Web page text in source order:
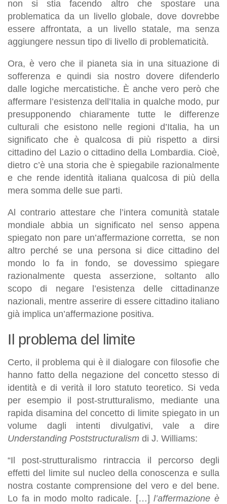
non si stia facendo altro che spostare una
problematica da un livello globale, dove dovrebbe
essere affrontata, a un livello statale, ma senza
aggiungere nessun tipo di livello di problematicità.
Ora, è vero che il pianeta sia in una situazione di
sofferenza e quindi sia nostro dovere difenderlo
dalle logiche mercatistiche. È anche vero però che
affermare l’esistenza dell’Italia in qualche modo, pur
presupponendo chiaramente tutte le differenze
culturali che esistono nelle regioni d’Italia, ha un
significato che è qualcosa di più rispetto a dirsi
cittadino del Lazio o cittadino della Lombardia. Cioè,
dietro c’è una storia che è spiegabile razionalmente
e che rende identità italiana qualcosa di più della
mera somma delle sue parti.
Al contrario attestare che l’intera comunità statale
mondiale abbia un significato nel senso appena
spiegato non pare un’affermazione corretta, se non
altro perché se una persona si dice cittadino del
mondo lo fa in fondo, se dovessimo spiegare
razionalmente questa asserzione, soltanto allo
scopo di negare l’esistenza delle cittadinanze
nazionali, mentre asserire di essere cittadino italiano
già implica un’affermazione positiva.
Il problema del limite
Certo, il problema qui è il dialogare con filosofie che
hanno fatto della negazione del concetto stesso di
identità e di verità il loro statuto teoretico. Si veda
per esempio il post-strutturalismo, mediante una
rapida disamina del concetto di limite spiegato in un
volume dagli intenti divulgativi, vale a dire
Understanding Poststructuralism di J. Williams:
“Il post-strutturalismo rintraccia il percorso degli
effetti del limite sul nucleo della conoscenza e sulla
nostra costante comprensione del vero e del bene.
Lo fa in modo molto radicale. […]l’affermazione è